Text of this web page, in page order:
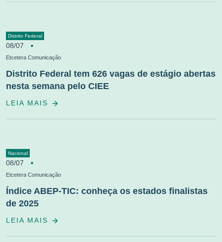
Distrito Federal
08/07
Etcetera Comunicação
Distrito Federal tem 626 vagas de estágio abertas
nesta semana pelo CIEE
LEIA MAIS
Nacional
08/07
Etcetera Comunicação
Índice ABEP-TIC: conheça os estados finalistas
de 2025
LEIA MAIS